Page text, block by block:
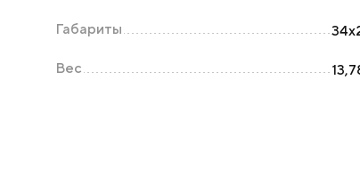
Габариты
Вес